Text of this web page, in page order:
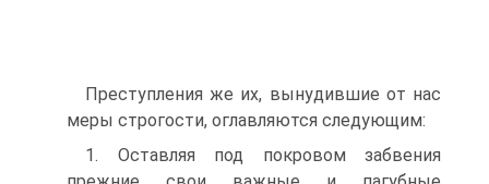
Преступления же их, вынудившие от нас
меры строгости, оглавляются следующим:
1. Оставляя под покровом забвения